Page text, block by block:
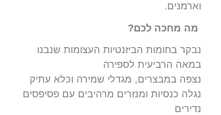
וארמנים.
מה מחכה לכם?
נבקר בחומות הביזנטיות העצומות שנבנו
במאה הרביעית לספירה
נצפה במבצרים, מגדלי שמירה וכלא עתיק
נגלה כנסיות ומנזרים מרהיבים עם פסיפסים
נדירים